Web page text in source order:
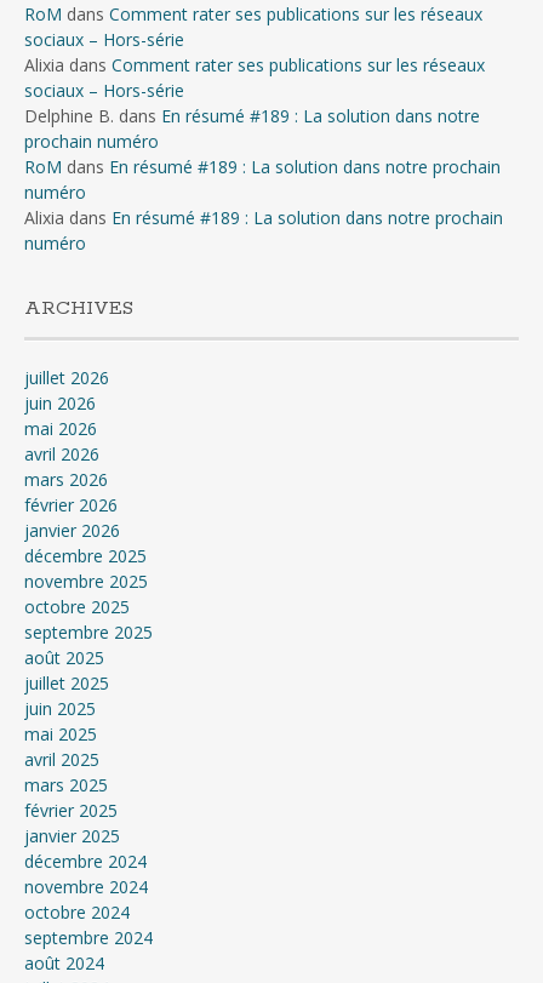
RoM dans Comment rater ses publications sur les réseaux
sociaux – Hors-série
Alixia dans Comment rater ses publications sur les réseaux
sociaux – Hors-série
Delphine B. dans En résumé #189 : La solution dans notre
prochain numéro
RoM dans En résumé #189 : La solution dans notre prochain
numéro
Alixia dans En résumé #189 : La solution dans notre prochain
numéro
ARCHIVES
juillet 2026
juin 2026
mai 2026
avril 2026
mars 2026
février 2026
janvier 2026
décembre 2025
novembre 2025
octobre 2025
septembre 2025
août 2025
juillet 2025
juin 2025
mai 2025
avril 2025
mars 2025
février 2025
janvier 2025
décembre 2024
novembre 2024
octobre 2024
septembre 2024
août 2024